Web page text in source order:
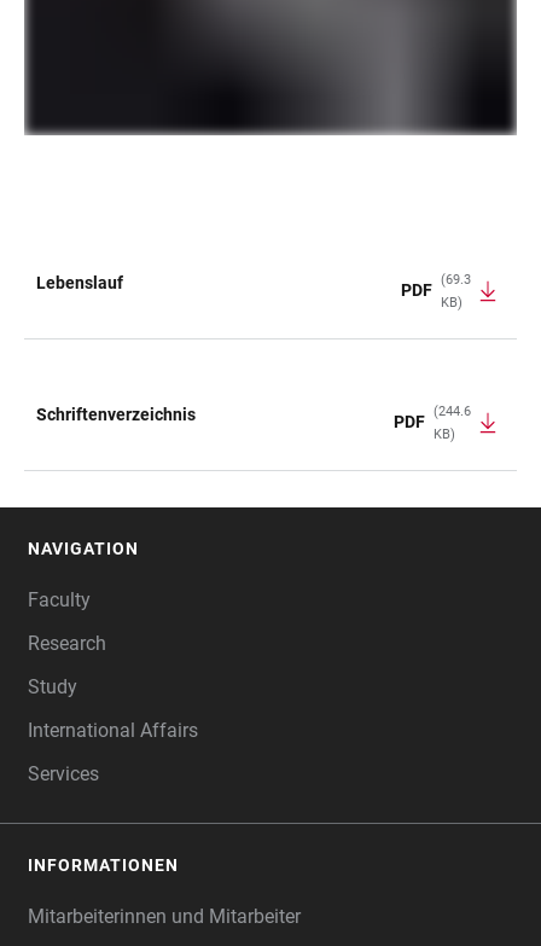
Lebenslauf PDF
(69.3
KB)
Schriftenverzeichnis PDF
(244.6
KB)
NAVIGATION
Faculty
Research
Study
International Affairs
Services
INFORMATIONEN
Mitarbeiterinnen und Mitarbeiter